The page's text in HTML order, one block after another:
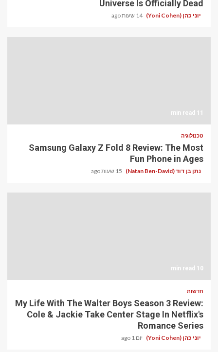
Universe Is Officially Dead
יוני כהן (Yoni Cohen) 14 שעות ago
11 min read
טכנולוגיה
Samsung Galaxy Z Fold 8 Review: The Most
Fun Phone in Ages
נתן בן דוד (Natan Ben-David) 15 שעות ago
10 min read
חדשות
My Life With The Walter Boys Season 3 Review:
Cole & Jackie Take Center Stage In Netflix's
Romance Series
יוני כהן (Yoni Cohen) יום 1 ago